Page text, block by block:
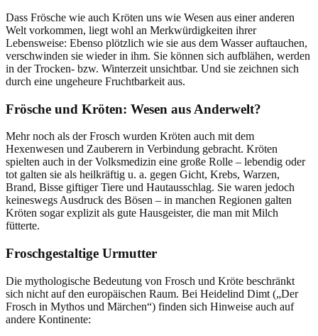
Dass Frösche wie auch Kröten uns wie Wesen aus einer anderen
Welt vorkommen, liegt wohl an Merkwürdigkeiten ihrer
Lebensweise: Ebenso plötzlich wie sie aus dem Wasser auftauchen,
verschwinden sie wieder in ihm. Sie können sich aufblähen, werden
in der Trocken- bzw. Winterzeit unsichtbar. Und sie zeichnen sich
durch eine ungeheure Fruchtbarkeit aus.
Frösche und Kröten: Wesen aus Anderwelt?
Mehr noch als der Frosch wurden Kröten auch mit dem
Hexenwesen und Zauberern in Verbindung gebracht. Kröten
spielten auch in der Volksmedizin eine große Rolle – lebendig oder
tot galten sie als heilkräftig u. a. gegen Gicht, Krebs, Warzen,
Brand, Bisse giftiger Tiere und Hautausschlag. Sie waren jedoch
keineswegs Ausdruck des Bösen – in manchen Regionen galten
Kröten sogar explizit als gute Hausgeister, die man mit Milch
fütterte.
Froschgestaltige Urmutter
Die mythologische Bedeutung von Frosch und Kröte beschränkt
sich nicht auf den europäischen Raum. Bei Heidelind Dimt („Der
Frosch in Mythos und Märchen“) finden sich Hinweise auch auf
andere Kontinente: